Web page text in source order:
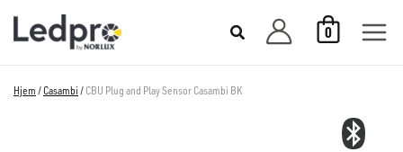
rett
0
Hjem /Casambi / CBU Plug and Play Sensor Casambi BK